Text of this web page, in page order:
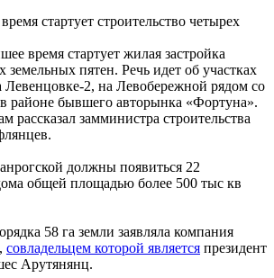
стартует строительство четырех
время стартует жилая застройка
земельных пятен. Речь идет об участках
Левенцовке-2, на Левобережной рядом со
районе бывшего авторынка «Фортуна».
рассказал замминистра строительства
должны появиться 22
общей площадью более 500 тыс кв
58 га земли заявляла компания
совладельцем которой является президент
Арутянянц.